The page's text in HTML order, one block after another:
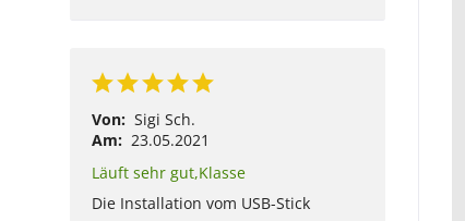
Von: Sigi Sch.
Am: 23.05.2021
Läuft sehr gut,Klasse
Die Installation vom USB-Stick